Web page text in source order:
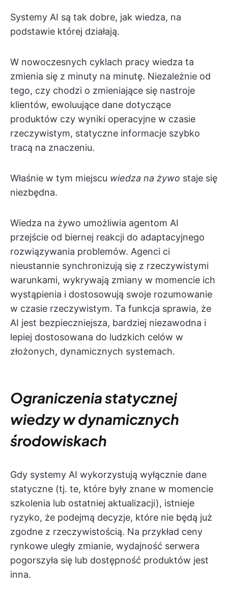
Systemy AI są tak dobre, jak wiedza, na
podstawie której działają.
W nowoczesnych cyklach pracy wiedza ta
zmienia się z minuty na minutę. Niezależnie od
tego, czy chodzi o zmieniające się nastroje
klientów, ewoluujące dane dotyczące
produktów czy wyniki operacyjne w czasie
rzeczywistym, statyczne informacje szybko
tracą na znaczeniu.
Właśnie w tym miejscu wiedza na żywo staje się
niezbędna.
Wiedza na żywo umożliwia agentom AI
przejście od biernej reakcji do adaptacyjnego
rozwiązywania problemów. Agenci ci
nieustannie synchronizują się z rzeczywistymi
warunkami, wykrywają zmiany w momencie ich
wystąpienia i dostosowują swoje rozumowanie
w czasie rzeczywistym. Ta funkcja sprawia, że
AI jest bezpieczniejsza, bardziej niezawodna i
lepiej dostosowana do ludzkich celów w
złożonych, dynamicznych systemach.
Ograniczenia statycznej
wiedzy w dynamicznych
środowiskach
Gdy systemy AI wykorzystują wyłącznie dane
statyczne (tj. te, które były znane w momencie
szkolenia lub ostatniej aktualizacji), istnieje
ryzyko, że podejmą decyzje, które nie będą już
zgodne z rzeczywistością. Na przykład ceny
rynkowe uległy zmianie, wydajność serwera
pogorszyła się lub dostępność produktów jest
inna.